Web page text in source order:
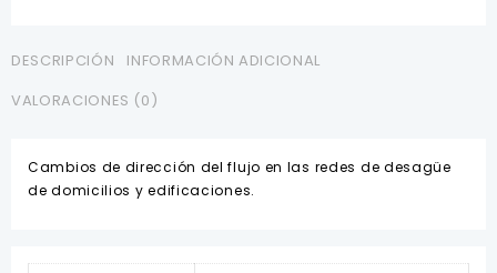
TIGRE
DESCRIPCIÓN
INFORMACIÓN ADICIONAL
VALORACIONES (0)
Cambios de dirección del flujo en las redes de desagüe
de domicilios y edificaciones.